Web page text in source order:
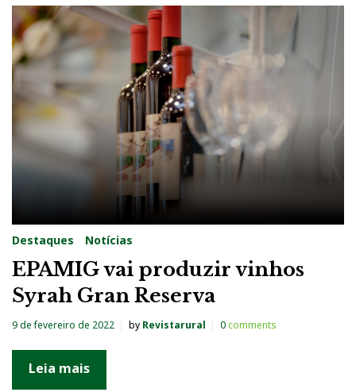
T
a
g
:
S
y
a
h
Destaques Notícias
EPAMIG vai produzir vinhos
Syrah Gran Reserva
9 de fevereiro de 2022 by Revistarural 0comments
Leia mais